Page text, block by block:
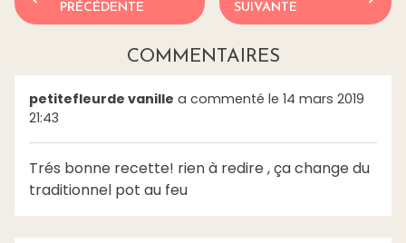
PRÉCÉDENTE
SUIVANTE
COMMENTAIRES
petitefleurde vanille a commenté le 14 mars 2019
21:43
Trés bonne recette! rien à redire , ça change du
traditionnel pot au feu